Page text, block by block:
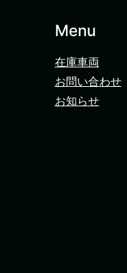
Menu
在庫車両
お問い合わせ
お知らせ